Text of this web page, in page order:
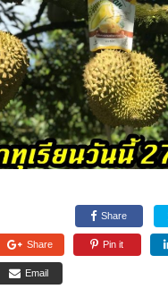
Share
Share Pin it
Email